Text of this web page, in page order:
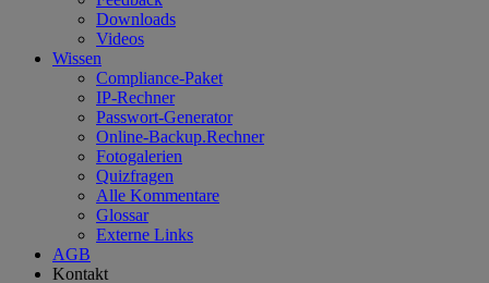
Downloads
Videos
Wissen
Compliance-Paket
IP-Rechner
Passwort-Generator
Online-Backup.Rechner
Fotogalerien
Quizfragen
Alle Kommentare
Glossar
Externe Links
AGB
Kontakt